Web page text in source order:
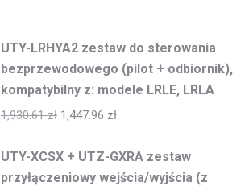
UTY-LRHYA2 zestaw do sterowania
bezprzewodowego (pilot + odbiornik),
kompatybilny z: modele LRLE, LRLA
1,930.61zł 1,447.96 zł
UTY-XCSX + UTZ-GXRA zestaw
przyłączeniowy wejścia/wyjścia (z